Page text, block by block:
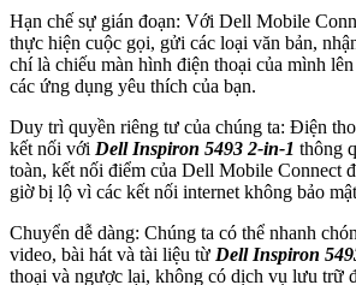
Hạn chế sự gián đoạn: Với Dell Mobile
thực hiện cuộc gọi, gửi các loại văn bản,
chí là chiếu màn hình điện thoại của mình
các ứng dụng yêu thích của bạn.
Duy trì quyền riêng tư của chúng ta: Điện
kết nối với Dell Inspiron 5493 2-in-1 thông
toàn, kết nối điểm của Dell Mobile Connect
giờ bị lộ vì các kết nối internet không bảo
Chuyển dễ dàng: Chúng ta có thể nhanh
video, bài hát và tài liệu từ Dell Inspiron
thoại và ngược lại, không có dịch vụ lưu trữ